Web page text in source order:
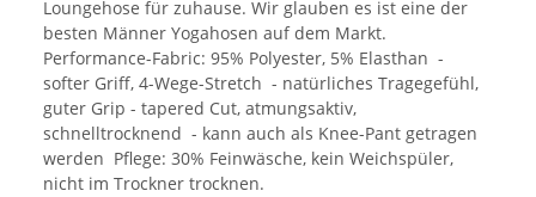
Loungehose für zuhause. Wir glauben es ist eine der
besten Männer Yogahosen auf dem Markt.
Performance-Fabric: 95% Polyester, 5% Elasthan -
softer Griff, 4-Wege-Stretch - natürliches Tragegefühl,
guter Grip - tapered Cut, atmungsaktiv,
schnelltrocknend - kann auch als Knee-Pant getragen
werden Pflege: 30% Feinwäsche, kein Weichspüler,
nicht im Trockner trocknen.